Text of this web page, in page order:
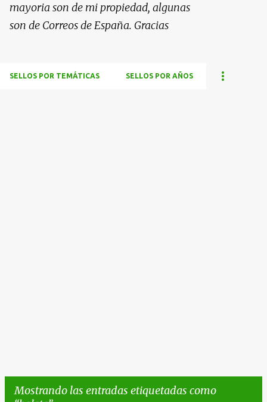
mayoria son de mi propiedad, algunas
son de Correos de España. Gracias
SELLOS POR TEMÁTICAS SELLOS POR AÑOS
Mostrando las entradas etiquetadas como